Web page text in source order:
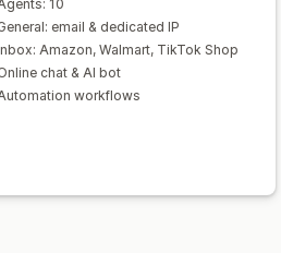
10
email & dedicated IP
Amazon, Walmart, TikTok Shop
chat & AI bot
workflows